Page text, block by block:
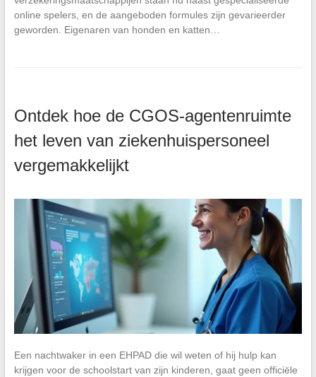
online spelers, en de aangeboden formules zijn gevarieerder
geworden. Eigenaren van honden en katten…
Ontdek hoe de CGOS-agentenruimte
het leven van ziekenhuispersoneel
vergemakkelijkt
Een nachtwaker in een EHPAD die wil weten of hij hulp kan
krijgen voor de schoolstart van zijn kinderen, gaat geen officiële